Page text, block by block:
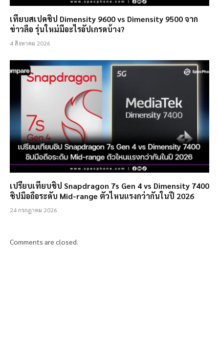
เทียบสเปคชิป Dimensity 9600 vs Dimensity 9500 จาก
ข่าวลือ รุ่นใหม่มีอะไรอัปเกรดบ้าง?
4 สิงหาคม 2026
เปรียบเทียบชิป Snapdragon 7s Gen 4 vs Dimensity 7400
ชิปมือถือระดับ Mid-range ตัวไหนแรงกว่ากันในปี 2026
24 กรกฎาคม 2026
Comments are closed.